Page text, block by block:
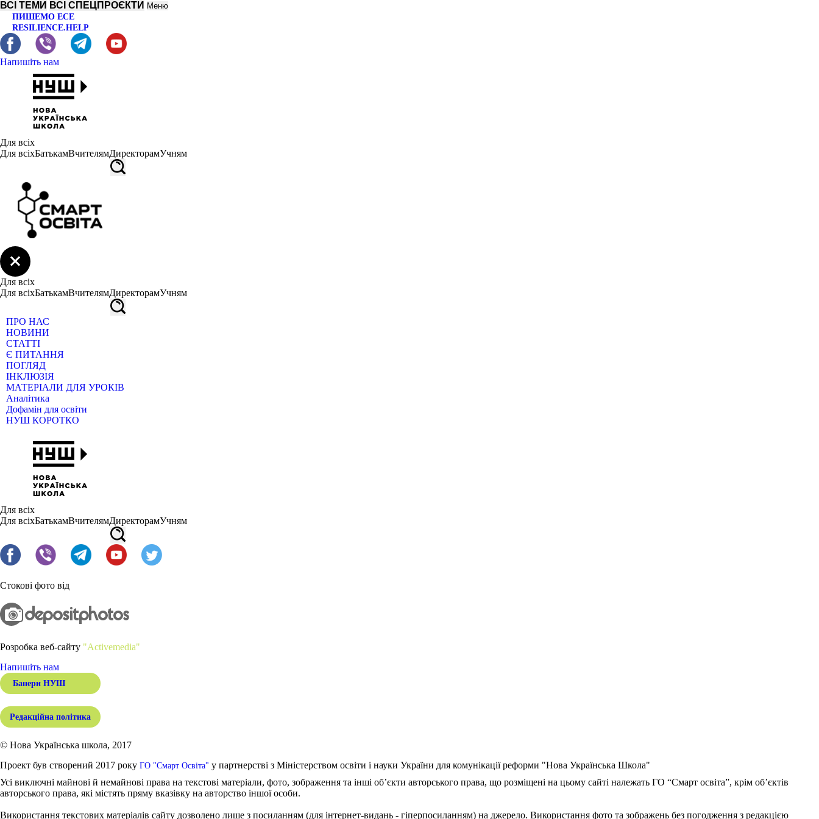
ВСІ ТЕМИ ВСІ СПЕЦПРОЄКТИ Меню
ПИШЕМО ЕСЕ
RESILIENCE.HELP
Напишіть нам
Для всіх
Для всіхБатькамВчителямДиректорамУчням
Для всіх
Для всіхБатькамВчителямДиректорамУчням
ПРО НАС
НОВИНИ
СТАТТІ
Є ПИТАННЯ
ПОГЛЯД
ІНКЛЮЗІЯ
МАТЕРІАЛИ ДЛЯ УРОКІВ
Аналітика
Дофамін для освіти
НУШ КОРОТКО
Для всіх
Для всіхБатькамВчителямДиректорамУчням
Стокові фото від
Розробка веб-сайту "Activemedia"
Напишіть нам
Банери НУШ
Редакційна політика
© Нова Українська школа, 2017
Проект був створений 2017 року ГО "Смарт Освіта" у партнерстві з Міністерством освіти і науки України для комунікації реформи "Нова Українська Школа"
Усі виключні майнові й немайнові права на текстові матеріали, фото, зображення та інші об’єкти авторського права, що розміщені на цьому сайті належать ГО “Смарт освіта”, крім об’єктів
авторського права, які містять пряму вказівку на авторство іншої особи.
Використання текстових матеріалів сайту дозволено лише з посиланням (для інтернет-видань - гіперпосиланням) на джерело. Використання фото та зображень без погодження з редакцією